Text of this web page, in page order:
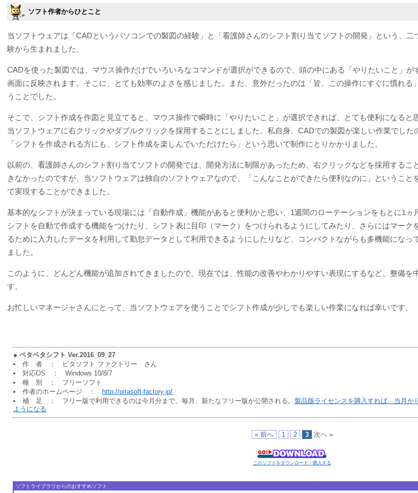
ソフト作者からひとこと
当ソフトウェアは「CADというパソコンでの製図の経験」と「看護師さんのシフト割り当てソフトの開発」という、二
験から生まれました。
CADを使った製図では、マウス操作だけでいろいろなコマンドが選択ができるので、頭の中にある「やりたいこと」が
画面に反映されます。そこに、とても効率のよさを感じました。また、意外だったのは「皆、この操作にすぐに慣れる
うことでした。
そこで、シフト作成を作図と見立てると、マウス操作で瞬時に「やりたいこと」が選択できれば、とても便利になると思
当ソフトウェアに右クリックやダブルクリックを採用することにしました。私自身、CADでの製図が楽しい作業でした
「シフトを作成される方にも、シフト作成を楽しんでいただけたら」という思いで制作にとりかかりました。
以前の、看護師さんのシフト割り当てソフトの開発では、開発方法に制限があったため、右クリックなどを採用するこ
きなかったのですが、当ソフトウェアは独自のソフトウェアなので、「こんなことができたら便利なのに」ということ
て実現することができました。
基本的なシフトが決まっている現場には「自動作成」機能があると便利かと思い、1週間のローテーションをもとに1ヵ
シフトを自動で作成する機能をつけたり、シフト表に目印（マーク）をつけられるようにしてみたり、さらにはマーク
るために入力したデータを利用して勤怠データとして利用できるようにしたりなど、コンパクトながらも多機能になっ
ました。
このように、どんどん機能が追加されてきましたので、現在では、性能の改善やわかりやすい表現にするなど、整備を
す。
お忙しいマネージャさんにとって、当ソフトウェアを使うことでシフト作成が少しでも楽しい作業になれば幸いです。
● ペタペタシフト Ver.2016_09_27
作 者 ： ピタソフト ファクトリー さん
対応OS ： Windows 10/8/7
種 別 ： フリーソフト
作者のホームページ ：
http://pitasoft-factory.jp/
補 足 ： フリー版で利用できるのは今月分まで。毎月、新たなフリー版が公開される。 製品版ライセンスを購入すれば、当月か
ようになる
« 前へ 1 2 3 次へ »
このソフトをダウンロード・購入する
ソフトライブラリからのおすすめソフト